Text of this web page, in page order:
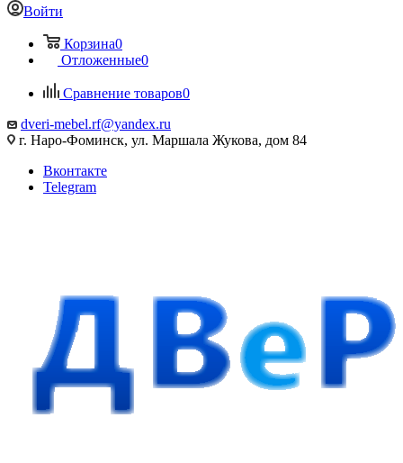
Войти
Корзина0
Отложенные0
Сравнение товаров0
dveri-mebel.rf@yandex.ru
г. Наро-Фоминск, ул. Маршала Жукова, дом 84
Вконтакте
Telegram